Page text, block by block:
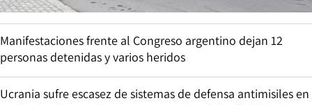
Manifestaciones frente al Congreso argentino dejan 12
personas detenidas y varios heridos
Ucrania sufre escasez de sistemas de defensa antimisiles en